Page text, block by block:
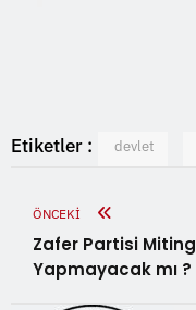
Etiketler : devlet
ÖNCEKI
Zafer Partisi Miting
Yapmayacak mı ?